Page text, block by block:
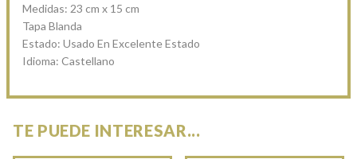
Medidas: 23 cm x 15 cm
Tapa Blanda
Estado: Usado En Excelente Estado
Idioma: Castellano
TE PUEDE INTERESAR...